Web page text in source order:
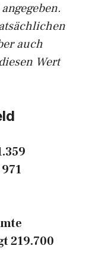
auch
Wert
219.700